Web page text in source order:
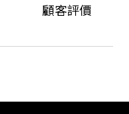
顧客評價